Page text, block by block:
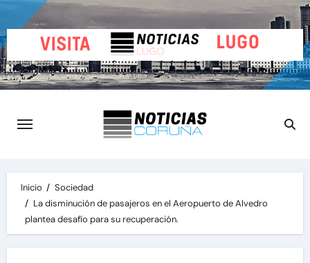
al
contenido
Inicio
Sociedad
La disminución de pasajeros en el Aeropuerto de Alvedro
plantea desafío para su recuperación.